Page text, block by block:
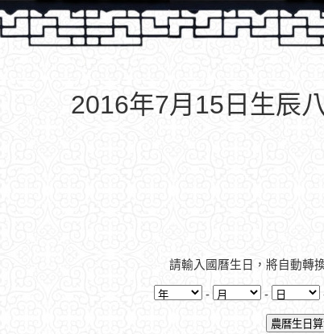
2016年7月15日生辰
請輸入國曆生日，將自動轉
- -